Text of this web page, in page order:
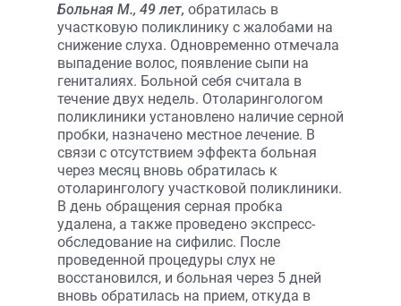
Больная М., 49 лет, обратилась в
участковую поликлинику с жалобами на
снижение слуха. Одновременно отмечала
выпадение волос, появление сыпи на
гениталиях. Больной себя считала в
течение двух недель. Отоларингологом
поликлиники установлено наличие серной
пробки, назначено местное лечение. В
связи с отсутствием эффекта больная
через месяц вновь обратилась к
отоларингологу участковой поликлиники.
В день обращения серная пробка
удалена, а также проведено экспресс-
обследование на сифилис. После
проведенной процедуры слух не
восстановился, и больная через 5 дней
вновь обратилась на прием, откуда в